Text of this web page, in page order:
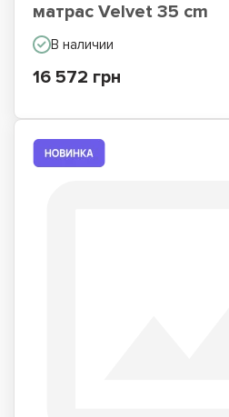
матрас Velvet 35 cm
В наличии
16 572 грн